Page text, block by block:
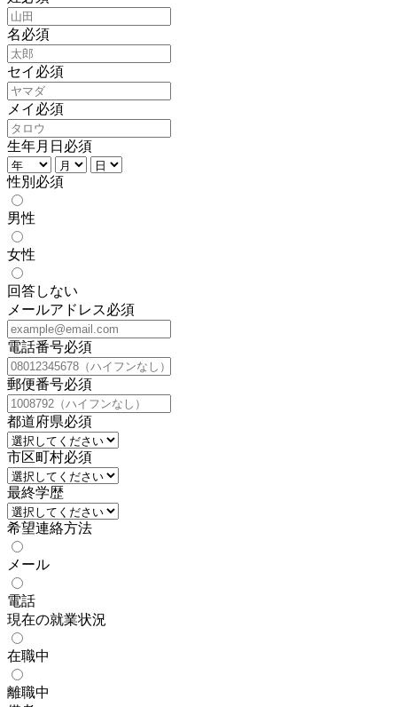
名必須
セイ 必須
メイ 必須
生年月日 必須
性別 必須
男性
女性
回答しない
メールアドレス必須
電話番号必須
郵便番号必須
都道府県必須
市区町村必須
最終学歴
希望連絡方法
メール
電話
現在の就業状況
在職中
離職中